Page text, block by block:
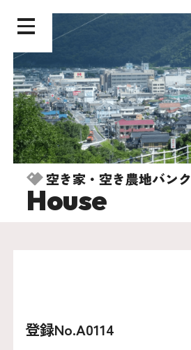
空き家・空き農地バンク
House
登録No.A0114